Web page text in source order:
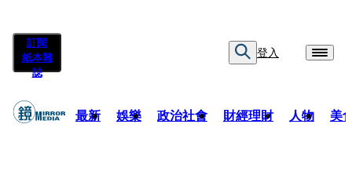
訂閱
紙本雜
誌
登入
最新 娛樂 政治社會 財經理財 人物 美